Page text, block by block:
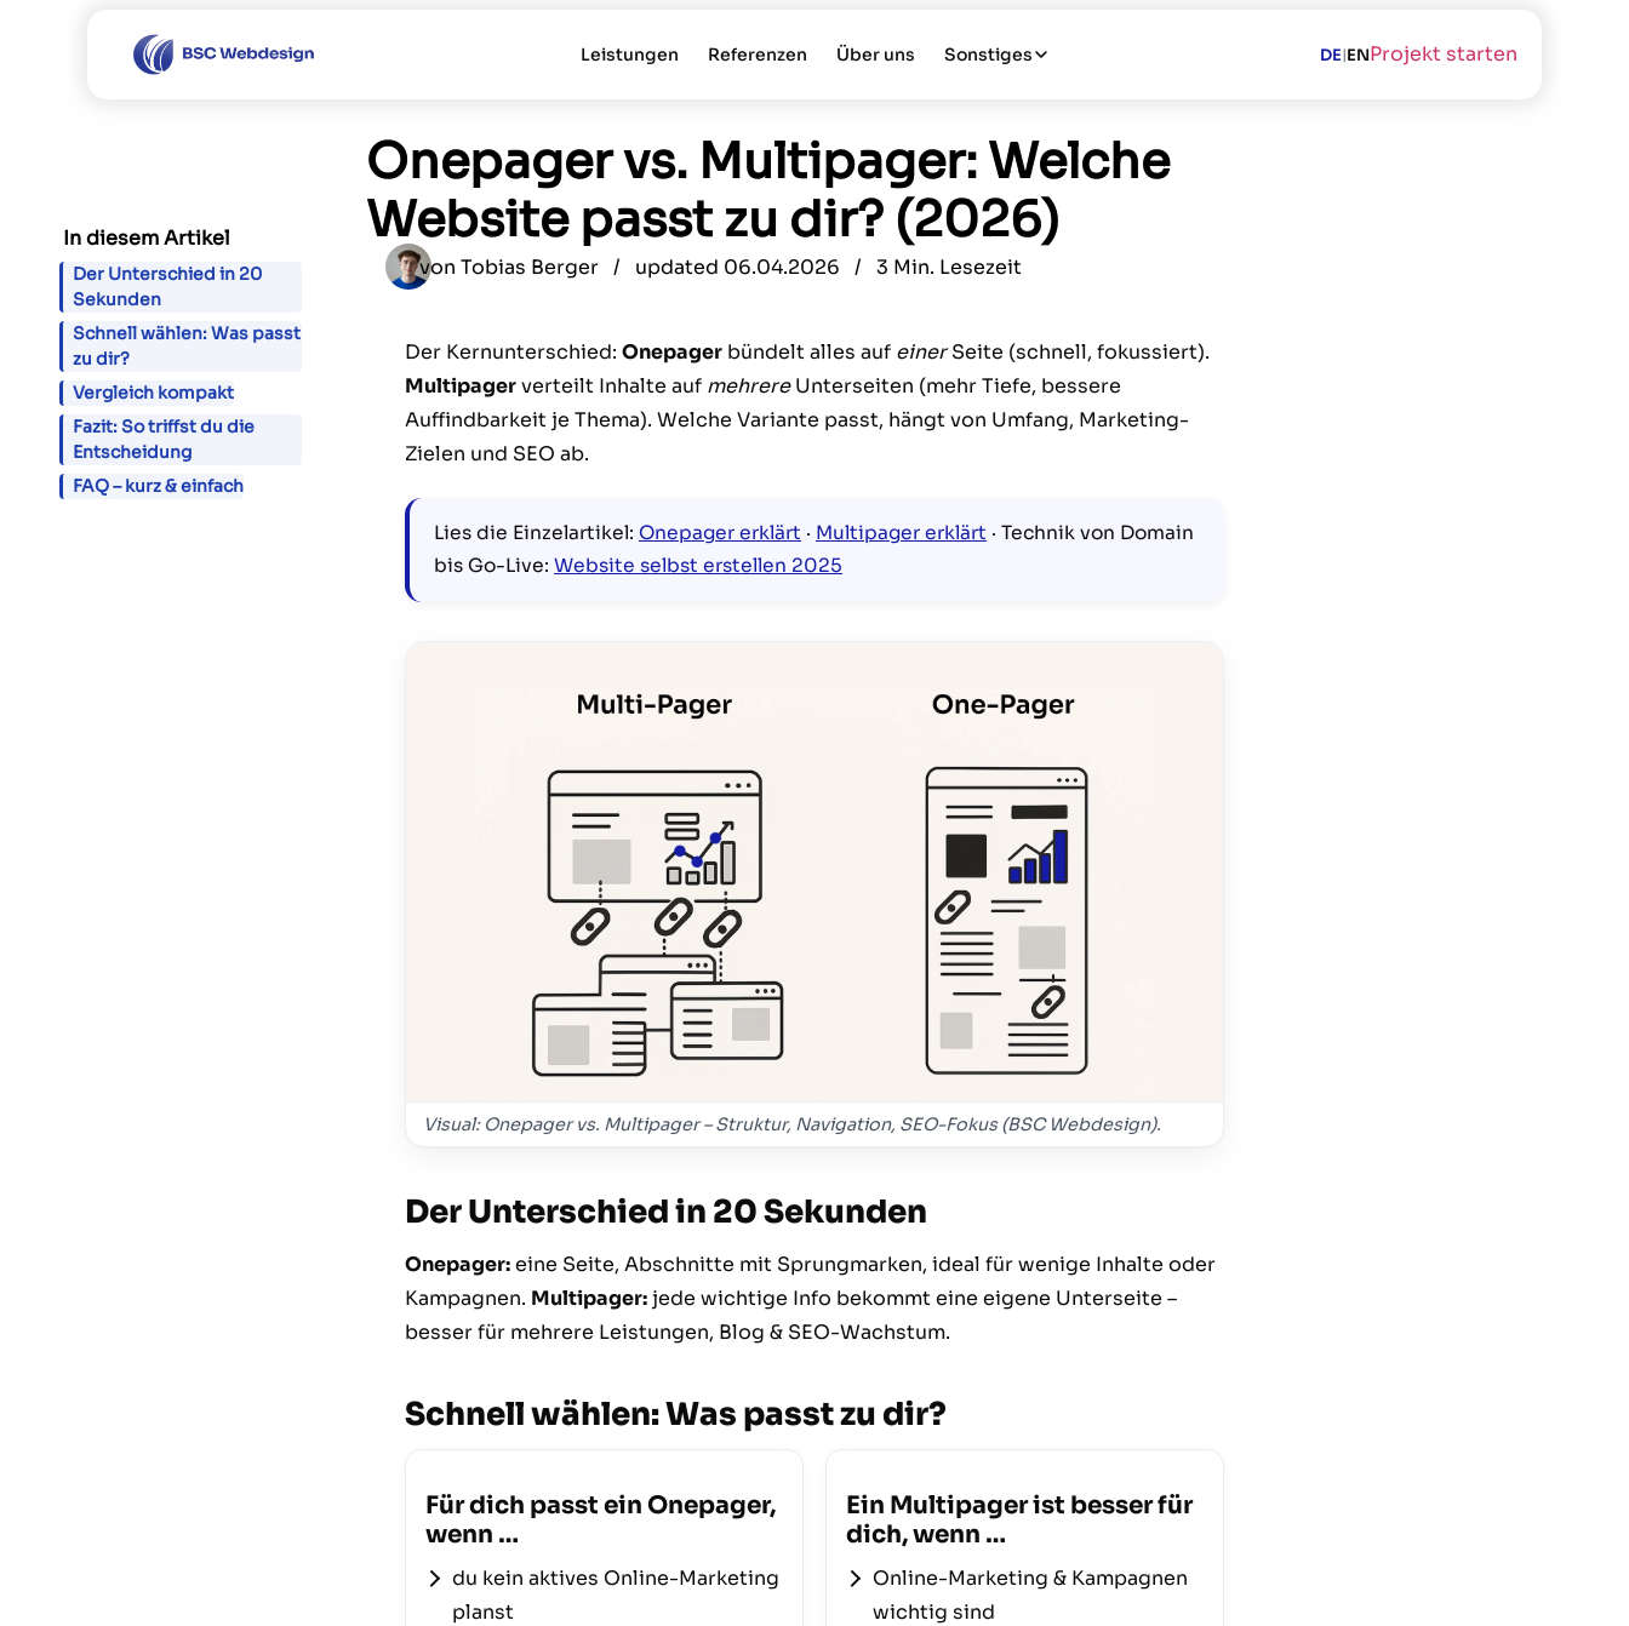
Leistungen Referenzen Über uns Sonstiges DE|ENProjekt starten
Onepager vs. Multipager: Welche
Website passt zu dir? (2026)
von Tobias Berger / updated 06.04.2026 / 3 Min. Lesezeit
Der Kernunterschied: Onepager bündelt alles auf einerSeite (schnell, fokussiert).
Multipagerverteilt Inhalte auf mehrereUnterseiten (mehr Tiefe, bessere
Auffindbarkeit je Thema). Welche Variante passt, hängt von Umfang, Marketing-
Zielen und SEO ab.
Lies die Einzelartikel: Onepager erklärt · Multipager erklärt · Technik von Domain
bis Go-Live: Website selbst erstellen 2025
Visual: Onepager vs. Multipager – Struktur, Navigation, SEO-Fokus (BSC Webdesign).
Der Unterschied in 20 Sekunden
Onepager:eine Seite, Abschnitte mit Sprungmarken, ideal für wenige Inhalte oder
Kampagnen. Multipager:jede wichtige Info bekommt eine eigene Unterseite –
besser für mehrere Leistungen, Blog & SEO-Wachstum.
Schnell wählen: Was passt zu dir?
Für dich passt ein Onepager,
wenn …
du kein aktives Online-Marketing
planst
Ein Multipager ist besser für
dich, wenn …
Online-Marketing & Kampagnen
wichtig sind
In diesem Artikel
Der Unterschied in 20
Sekunden
Schnell wählen: Was passt
zu dir?
Vergleich kompakt
Fazit: So triffst du die
Entscheidung
FAQ – kurz & einfach